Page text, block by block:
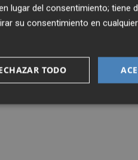
lugar del consentimiento; tiene
su consentimiento en
TODO